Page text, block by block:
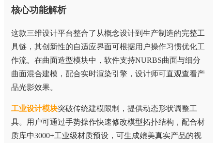
核心功能解析
这款三维设计平台整合了从概念设计到生产制造的完整工
具链，其创新性的自适应界面可根据用户操作习惯优化工
作流。在曲面造型模块中，软件支持NURBS曲面与细分
曲面混合建模，配合实时渲染引擎，设计师可直观查看产
品光影效果。
工业设计模块突破传统建模限制，提供动态形状调整工
具。用户可通过手势操作快速修改模型拓扑结构，配合材
质库中3000+工业级材质预设，可生成媲美真实产品的视